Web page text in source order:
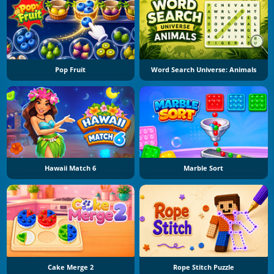
Pop Fruit Word Search Universe: Animals
Hawaii Match 6 Marble Sort
Cake Merge 2 Rope Stitch Puzzle